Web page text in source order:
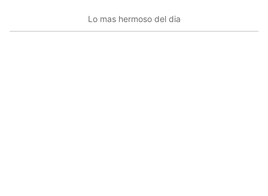
Lo mas hermoso del dia